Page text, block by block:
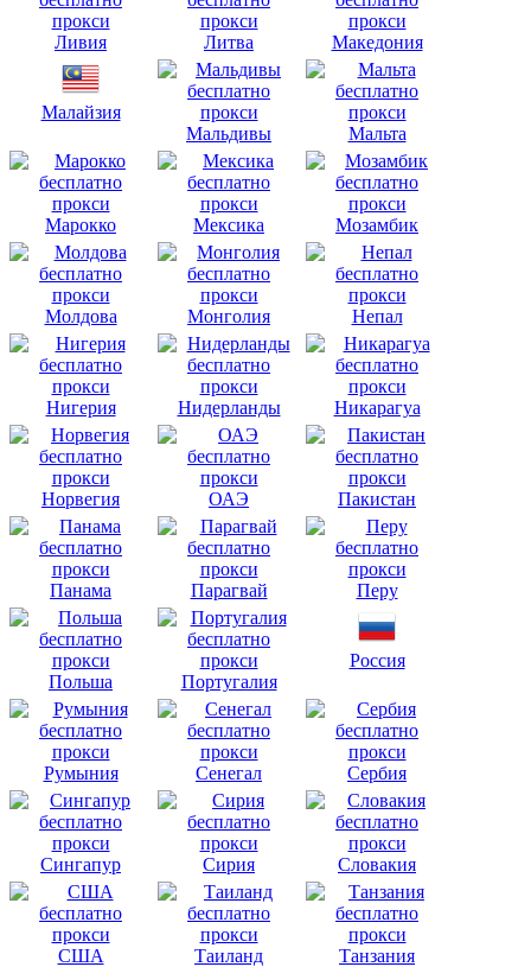
Ливия Литва Македония
Малайзия
Мальдивы
Мальта
Марокко Мексика Мозамбик
Молдова Монголия Непал
Нигерия Нидерланды Никарагуа
Норвегия ОАЭ Пакистан
Панама Парагвай Перу
Польша Португалия
Россия
Румыния Сенегал Сербия
Сингапур Сирия Словакия
США Таиланд Танзания